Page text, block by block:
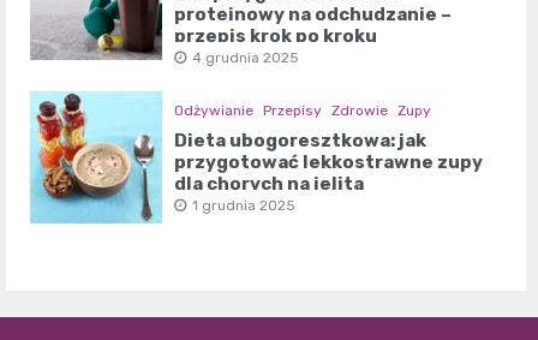
proteinowy na odchudzanie –
przepis krok po kroku
4 grudnia 2025
Odżywianie Przepisy Zdrowie Zupy
Dieta ubogoresztkowa: jak
przygotować lekkostrawne zupy
dla chorych na jelita
1 grudnia 2025